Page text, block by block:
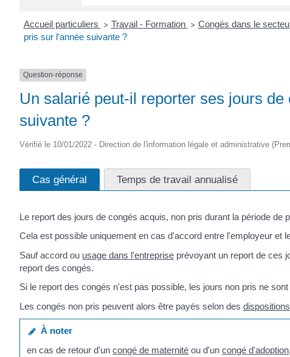
Accueil particuliers > Travail - Formation > Congés dans le
pris sur l'année suivante ?
Question-réponse
Un salarié peut-il reporter ses jours
suivante ?
Vérifié le 10/01/2022 - Direction de l'information légale et administrative
Cas général Temps de travail annualisé
Le report des jours de congés acquis, non pris durant la période de
Cela est possible uniquement en cas d'accord entre l'employeur et
Sauf accord ou usage dans l'entreprise prévoyant un report de ces
report des congés.
Si le report des congés n'est pas possible, les jours non pris ne
Les congés non pris peuvent alors être payés selon des
À noter
en cas de retour d'uncongé de maternité ou d'uncongé d'adoption